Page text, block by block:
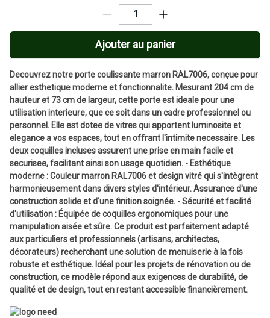
Ajouter au panier
Decouvrez notre porte coulissante marron RAL7006, conçue pour
allier esthetique moderne et fonctionnalite. Mesurant 204 cm de
hauteur et 73 cm de largeur, cette porte est ideale pour une
utilisation interieure, que ce soit dans un cadre professionnel ou
personnel. Elle est dotee de vitres qui apportent luminosite et
elegance a vos espaces, tout en offrant l'intimite necessaire. Les
deux coquilles incluses assurent une prise en main facile et
securisee, facilitant ainsi son usage quotidien. - Esthétique
moderne : Couleur marron RAL7006 et design vitré qui s'intègrent
harmonieusement dans divers styles d'intérieur. Assurance d'une
construction solide et d'une finition soignée. - Sécurité et facilité
d'utilisation : Équipée de coquilles ergonomiques pour une
manipulation aisée et sûre. Ce produit est parfaitement adapté
aux particuliers et professionnels (artisans, architectes,
décorateurs) recherchant une solution de menuiserie à la fois
robuste et esthétique. Idéal pour les projets de rénovation ou de
construction, ce modèle répond aux exigences de durabilité, de
qualité et de design, tout en restant accessible financièrement.